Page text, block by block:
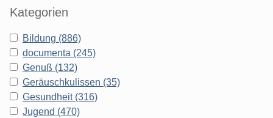
Kategorien
Bildung (886)
documenta (245)
Genuß (132)
Geräuschkulissen (35)
Gesundheit (316)
Jugend (470)